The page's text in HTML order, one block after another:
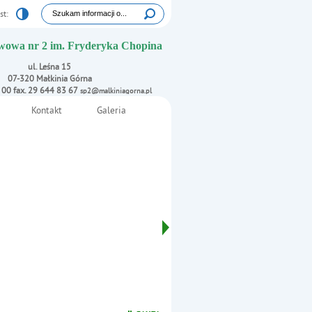
Wyszukiwarka
Tutaj wpisz szukaną frazę:
nr 2 im. Fryderyka Chopina
ul. Leśna 15
07-320 Małkinia Górna
fax. 29 644 83 67 sp2@malkiniagorna.pl
Kontakt Galeria